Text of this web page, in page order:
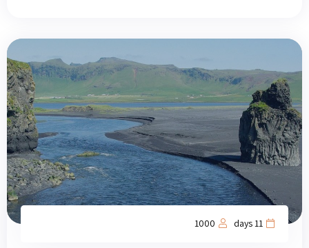
11 days
1000